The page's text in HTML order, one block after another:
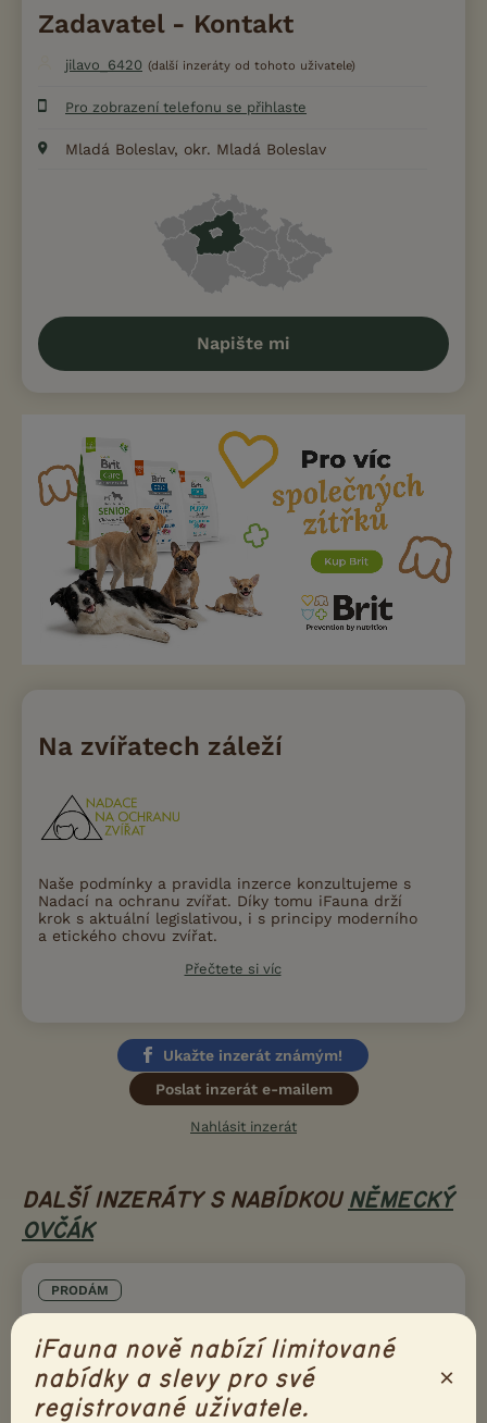
Zadavatel - Kontakt
jilavo_6420 (další inzeráty od tohoto uživatele)
Pro zobrazení telefonu se přihlaste
Mladá Boleslav, okr. Mladá Boleslav
Napište mi
Na zvířatech záleží
Naše podmínky a pravidla inzerce konzultujeme s
Nadací na ochranu zvířat. Díky tomu iFauna drží
krok s aktuální legislativou, i s principy moderního
a etického chovu zvířat.
Přečtete si víc
Ukažte inzerát známým!
Poslat inzerát e-mailem
Nahlásit inzerát
DALŠÍ INZERÁTY S NABÍDKOU NĚMECKÝ
OVČÁK
PRODÁM
Německý ovčák štěňata s PP FCI
iFauna nově nabízí limitované
nabídky a slevy pro své
registrované uživatele.
×